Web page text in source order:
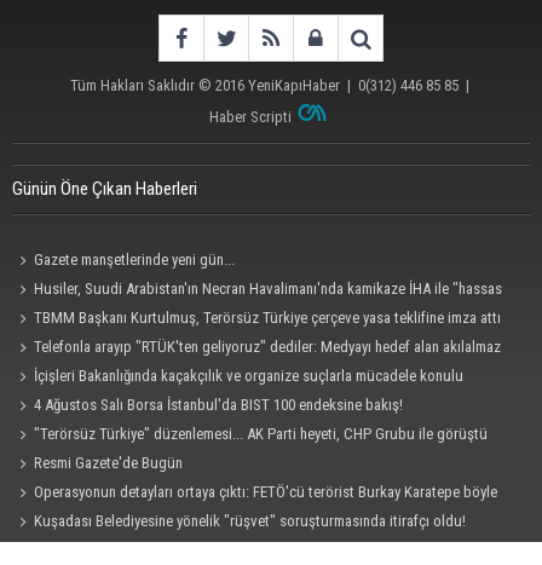
Tüm Hakları Saklıdır © 2016 YeniKapıHaber| 0(312) 446 85 85|
Haber Scripti
Günün Öne Çıkan Haberleri
Gazete manşetlerinde yeni gün...
Husiler, Suudi Arabistan'ın Necran Havalimanı'nda kamikaze İHA ile "hassas
bir hedefi" vurduklarını açıkladı
TBMM Başkanı Kurtulmuş, Terörsüz Türkiye çerçeve yasa teklifine imza attı
Telefonla arayıp "RTÜK'ten geliyoruz" dediler: Medyayı hedef alan akılalmaz
tuzak ifşa oldu
İçişleri Bakanlığında kaçakçılık ve organize suçlarla mücadele konulu
güvenlik toplantısı yapıldı
4 Ağustos Salı Borsa İstanbul'da BIST 100 endeksine bakış!
"Terörsüz Türkiye" düzenlemesi... AK Parti heyeti, CHP Grubu ile görüştü
Resmi Gazete'de Bugün
Operasyonun detayları ortaya çıktı: FETÖ'cü terörist Burkay Karatepe böyle
yakalandı!
Kuşadası Belediyesine yönelik "rüşvet" soruşturmasında itirafçı oldu!